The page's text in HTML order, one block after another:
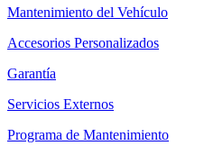
Mantenimiento del Vehículo
Accesorios Personalizados
Garantía
Servicios Externos
Programa de Mantenimiento